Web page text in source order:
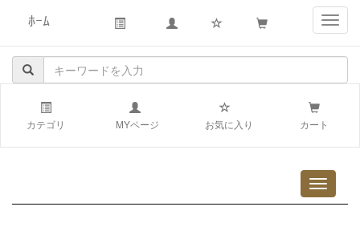
ﾎｰﾑ
カテゴリ MYページ お気に入り カート